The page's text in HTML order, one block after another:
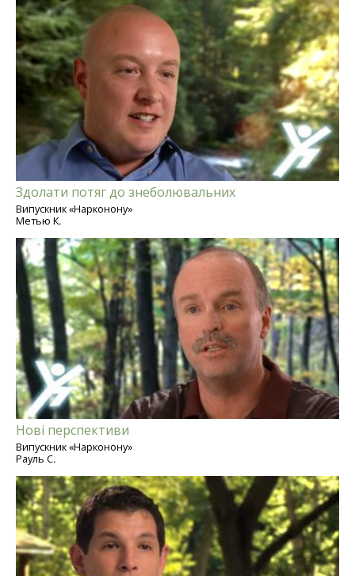
Здолати потяг до знеболювальних
Випускник «Нарконону»
Метью К.
Нові перспективи
Випускник «Нарконону»
Рауль С.